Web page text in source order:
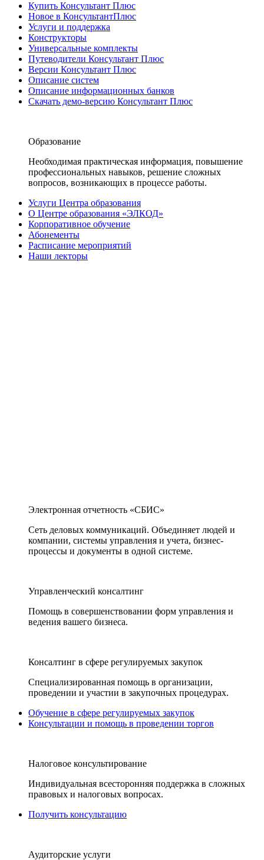
Купить Консультант Плюс
Новое в КонсультантПлюс
Услуги и поддержка
Конструкторы
Универсальные комплекты
Путеводители Консультант Плюс
Версии Консультант Плюс
Описание систем
Описание информационных банков
Скачать демо-версию Консультант Плюс
Образование
Необходимая практическая информация, повышение
профессиональных навыков, решение сложных
вопросов, возникающих в процессе работы.
Услуги Центра образования
О Центре образования «ЭЛКОД»
Корпоративное обучение
Абонементы
Расписание мероприятий
Наши лекторы
Электронная отчетность «СБИС»
Сеть деловых коммуникаций. Объединяет людей и
компании, системы управления и учета, бизнес-
процессы и документы в одной системе.
Управленческий консалтинг
Помощь в совершенствовании форм управления и
ведения вашего бизнеса.
Консалтинг в сфере регулируемых закупок
Специализированная помощь в организации,
проведении и участии в закупочных процедурах.
Обучение в сфере регулируемых закупок
Консультации и помощь в проведении торгов
Налоговое консультирование
Индивидуальная всесторонняя поддержка в сложных
правовых и налоговых вопросах.
Получить консультацию
Аудиторские услуги